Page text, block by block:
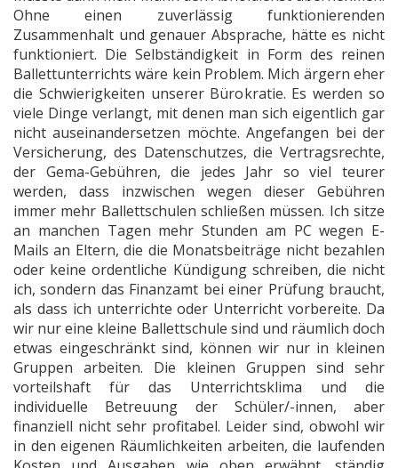
Ohne einen zuverlässig funktionierenden
Zusammenhalt und genauer Absprache, hätte es nicht
funktioniert. Die Selbständigkeit in Form des reinen
Ballettunterrichts wäre kein Problem. Mich ärgern eher
die Schwierigkeiten unserer Bürokratie. Es werden so
viele Dinge verlangt, mit denen man sich eigentlich gar
nicht auseinandersetzen möchte. Angefangen bei der
Versicherung, des Datenschutzes, die Vertragsrechte,
der Gema-Gebühren, die jedes Jahr so viel teurer
werden, dass inzwischen wegen dieser Gebühren
immer mehr Ballettschulen schließen müssen. Ich sitze
an manchen Tagen mehr Stunden am PC wegen E-
Mails an Eltern, die die Monatsbeiträge nicht bezahlen
oder keine ordentliche Kündigung schreiben, die nicht
ich, sondern das Finanzamt bei einer Prüfung braucht,
als dass ich unterrichte oder Unterricht vorbereite. Da
wir nur eine kleine Ballettschule sind und räumlich doch
etwas eingeschränkt sind, können wir nur in kleinen
Gruppen arbeiten. Die kleinen Gruppen sind sehr
vorteilshaft für das Unterrichtsklima und die
individuelle Betreuung der Schüler/-innen, aber
finanziell nicht sehr profitabel. Leider sind, obwohl wir
in den eigenen Räumlichkeiten arbeiten, die laufenden